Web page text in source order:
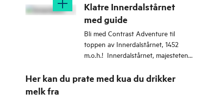
Klatre Innerdalstårnet
med guide
Bli med Contrast Adventure til
toppen av Innerdalstårnet, 1452
m.o.h.! Innerdalstårnet, majesteten i
Her kan du prate med kua du drikker
melk fra